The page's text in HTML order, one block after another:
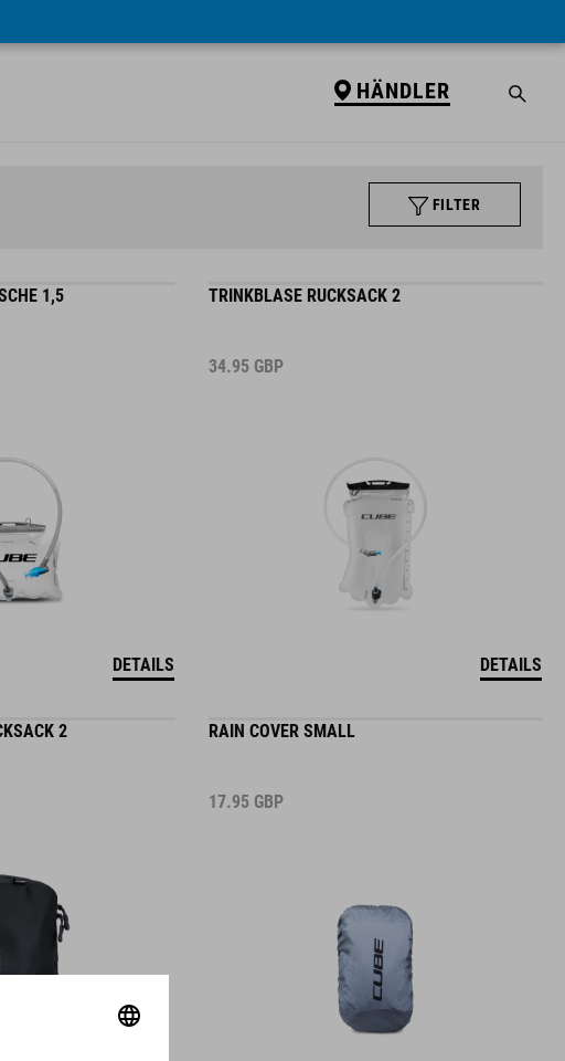
HÄNDLER
FILTER
1,5
DETAILS
TRINKBLASE RUCKSACK 2
34.95 GBP
DETAILS
2 RAIN COVER SMALL
17.95 GBP